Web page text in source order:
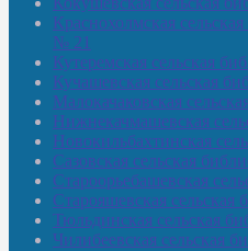
Краснохолмская
№ 21
Кутеремская сельская
Кучашевская сельская
Малокачаковская
Нижнекачмашевская
Новокильбахтинская
Сазовская сельская
Староорьебашевская
Старояшевская
Тюльдинская сельская
Чилибеевская сельская